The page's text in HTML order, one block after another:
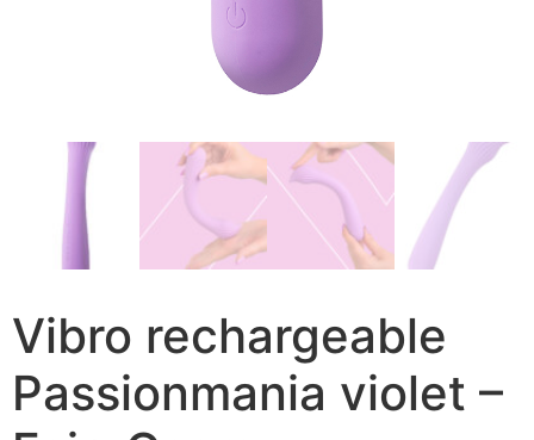
Vibro rechargeable
Passionmania violet –